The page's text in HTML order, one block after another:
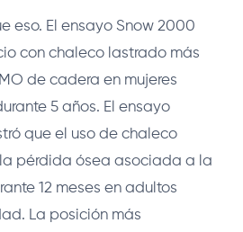
eso. El ensayo Snow 2000
con chaleco lastrado más
de cadera en mujeres
5 años. El ensayo
que el uso de chaleco
pérdida ósea asociada a la
12 meses en adultos
La posición más